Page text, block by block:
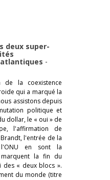
deux super-
-
de la coexistence
qui a marqué la
assistons depuis
politique et
dollar, le « oui » de
l'affirmation de
l'entrée de la
en sont la
la fin du
« deux blocs ».
du monde (titre